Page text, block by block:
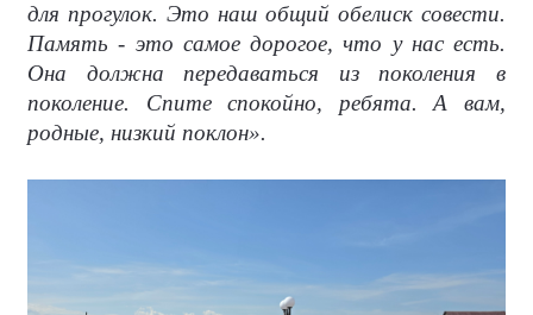
для прогулок. Это наш общий обелиск совести.
Память - это самое дорогое, что у нас есть.
Она должна передаваться из поколения в
поколение. Спите спокойно, ребята. А вам,
родные, низкий поклон».